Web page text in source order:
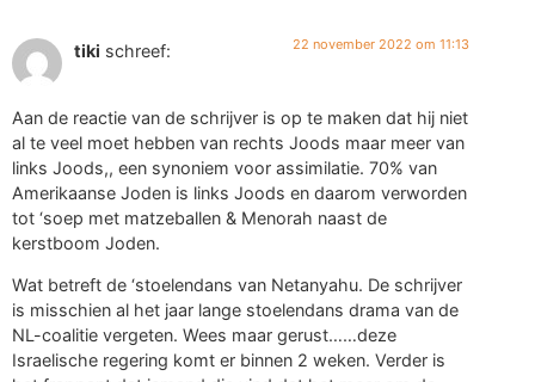
tiki schreef: 22 november 2022 om 11:13
Aan de reactie van de schrijver is op te maken dat hij niet
al te veel moet hebben van rechts Joods maar meer van
links Joods,, een synoniem voor assimilatie. 70% van
Amerikaanse Joden is links Joods en daarom verworden
tot ‘soep met matzeballen & Menorah naast de
kerstboom Joden.
Wat betreft de ‘stoelendans van Netanyahu. De schrijver
is misschien al het jaar lange stoelendans drama van de
NL-coalitie vergeten. Wees maar gerust……deze
Israelische regering komt er binnen 2 weken. Verder is